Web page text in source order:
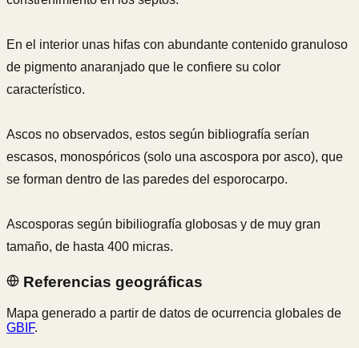
En el interior unas hifas con abundante contenido granuloso
de pigmento anaranjado que le confiere su color
característico.
Ascos no observados, estos según bibliografía serían
escasos, monospóricos (solo una ascospora por asco), que
se forman dentro de las paredes del esporocarpo.
Ascosporas según bibiliografía globosas y de muy gran
tamaño, de hasta 400 micras.
Referencias geográficas
Mapa generado a partir de datos de ocurrencia globales de
GBIF.